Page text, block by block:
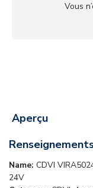
Vous
Aperçu
Name: CDVI
24V